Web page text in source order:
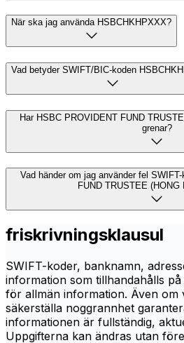
När ska jag använda HSBCHKHPXXX?
Vad betyder SWIFT/BIC-koden
Har HSBC PROVIDENT FUND
grenar?
Vad händer om jag använder fel
FUND TRUSTEE (HONG
friskrivningsklausul
SWIFT-koder, banknamn,
information som tillhandahålls
för allmän information. Även om
säkerställa noggrannhet
informationen är fullständig,
Uppgifterna kan ändras utan